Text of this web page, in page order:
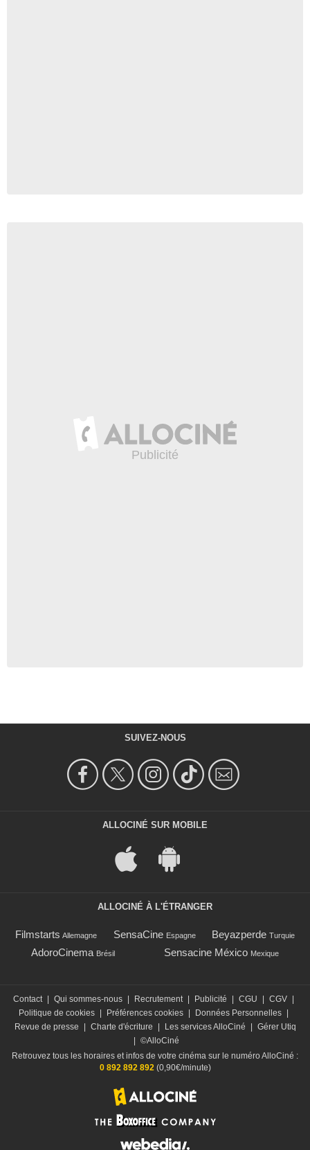
SUIVEZ-NOUS
ALLOCINÉ SUR MOBILE
ALLOCINÉ À L'ÉTRANGER
Filmstarts Allemagne SensaCine Espagne Beyazperde Turquie
AdoroCinema Brésil Sensacine México Mexique
Contact Qui sommes-nous Recrutement Publicité CGU CGV
Politique de cookies
Préférences cookies Données Personnelles
Revue de presse
Charte d'écriture Les services AlloCiné
Gérer Utiq
©AlloCiné
Retrouvez tous les horaires et infos de votre cinéma sur le numéro AlloCiné :
0 892 892 892(0,90€/minute)